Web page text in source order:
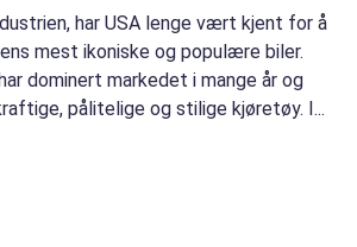
har USA lenge vært kjent for å
mest ikoniske og populære biler.
dominert markedet i mange år og
pålitelige og stilige kjøretøy. I...